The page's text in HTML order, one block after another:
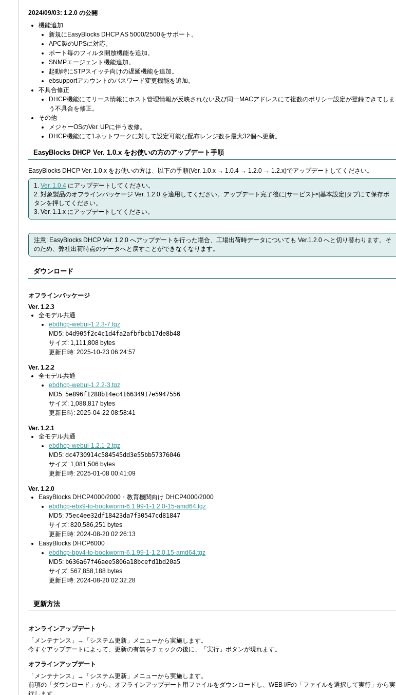
2024/09/03: 1.2.0 の公開
機能追加
新規にEasyBlocks DHCP AS 5000/2500をサポート。
APC製のUPSに対応。
ポート毎のフィルタ開放機能を追加。
SNMPエージェント機能追加。
起動時にSTPスイッチ向けの遅延機能を追加。
ebsupportアカウントのパスワード変更機能を追加。
不具合修正
DHCP機能にてリース情報にホスト管理情報が反映されない及び同一MACアドレスにて複数のポリシー設定が登録できてしま
う不具合を修正。
その他
メジャーOSのVer. UPに伴う改修。
DHCP機能にて1ネットワークに対して設定可能な配布レンジ数を最大32個へ更新。
EasyBlocks DHCP Ver. 1.0.x をお使いの方のアップデート手順
EasyBlocks DHCP Ver. 1.0.x をお使いの方は、以下の手順(Ver. 1.0.x → 1.0.4 → 1.2.0 → 1.2.x)でアップデートしてください。
1. Ver. 1.0.4 にアップデートしてください。
2. 対象製品のオフラインパッケージ Ver. 1.2.0 を適用してください。アップデート完了後に[サービス]->[基本設定]タブにて保存ボ
タンを押してください。
3. Ver. 1.1.x にアップデートしてください。
注意: EasyBlocks DHCP Ver. 1.2.0 へアップデートを行った場合、工場出荷時データについても Ver.1.2.0 へと切り替わります。そ
のため、弊社出荷時点のデータへと戻すことができなくなります。
ダウンロード
オフラインパッケージ
Ver. 1.2.3
全モデル共通
ebdhcp-webui-1.2.3-7.tgz
MD5: b4d905f2c4c1d4fa2afbfbcb17de8b48
サイズ: 1,111,808 bytes
更新日時: 2025-10-23 06:24:57
Ver. 1.2.2
全モデル共通
ebdhcp-webui-1.2.2-3.tgz
MD5: 5e896f1288b14ec416634917e5947556
サイズ: 1,088,817 bytes
更新日時: 2025-04-22 08:58:41
Ver. 1.2.1
全モデル共通
ebdhcp-webui-1.2.1-2.tgz
MD5: dc4730914c584545dd3e55bb57376046
サイズ: 1,081,506 bytes
更新日時: 2025-01-08 00:41:09
Ver. 1.2.0
EasyBlocks DHCP4000/2000・教育機関向け DHCP4000/2000
ebdhcp-ebx9-to-bookworm-6.1.99-1-1.2.0-15-amd64.tgz
MD5: 75ec4ee32df18423da7f30547cd81847
サイズ: 820,586,251 bytes
更新日時: 2024-08-20 02:26:13
EasyBlocks DHCP6000
ebdhcp-bpv4-to-bookworm-6.1.99-1-1.2.0.15-amd64.tgz
MD5: b636a67f46aee5806a18bcefd1bd20a5
サイズ: 567,858,188 bytes
更新日時: 2024-08-20 02:32:28
更新方法
オンラインアップデート
「メンテナンス」→「システム更新」メニューから実施します。
今すぐアップデートによって、更新の有無をチェックの後に、「実行」ボタンが現れます。
オフラインアップデート
「メンテナンス」→「システム更新」メニューから実施します。
前項の「ダウンロード」から、オフラインアップデート用ファイルをダウンロードし、WEB I/Fの「ファイルを選択して実行」から実
行します。